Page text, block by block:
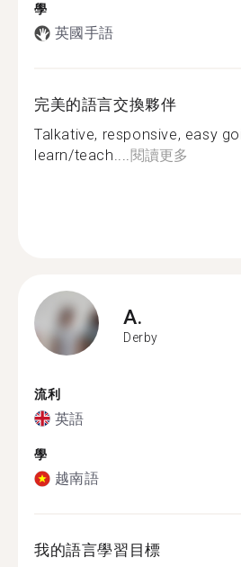
學
英國手語
完美的語言交換夥伴
Talkative, responsive, easy
learn/teach....閱讀更多
A.
Derby
流利
英語
學
越南語
我的語言學習目標